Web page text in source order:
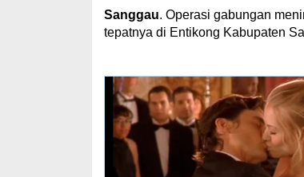
Sanggau. Operasi gabungan
tepatnya di Entikong Kabupaten